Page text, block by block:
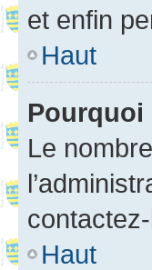
et enfin
Haut
Pourquoi
Le
Haut